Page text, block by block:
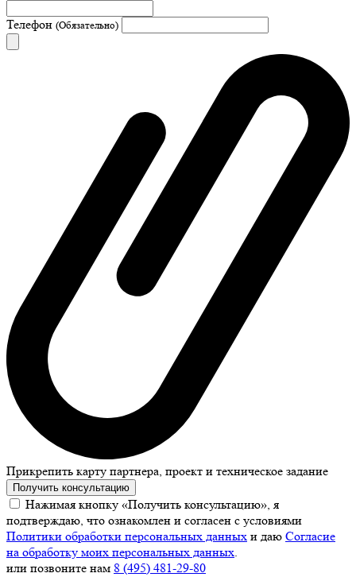
Телефон (Обязательно)
Прикрепить карту партнера, проект и техническое задание
Получить консультацию
Нажимая кнопку «Получить консультацию», я
подтверждаю, что ознакомлен и согласен с условиями
Политики обработки персональных данных и даю Согласие
на обработку моих персональных данных.
или позвоните нам 8 (495) 481-29-80